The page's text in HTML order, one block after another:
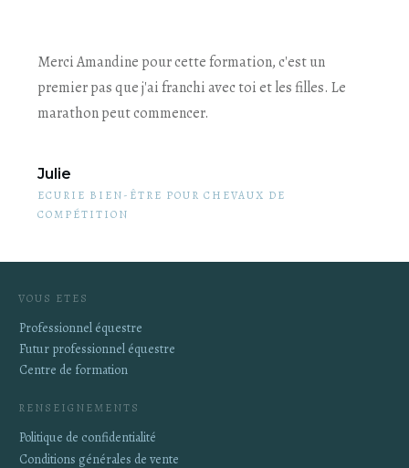
Merci Amandine pour cette formation, c'est un
premier pas que j'ai franchi avec toi et les filles. Le
marathon peut commencer.
Julie
ECURIE BIEN-ÊTRE POUR CHEVAUX DE
COMPÉTITION
VOUS ETES
Professionnel équestre
Futur professionnel équestre
Centre de formation
RENSEIGNEMENTS
Politique de confidentialité
Conditions générales de vente